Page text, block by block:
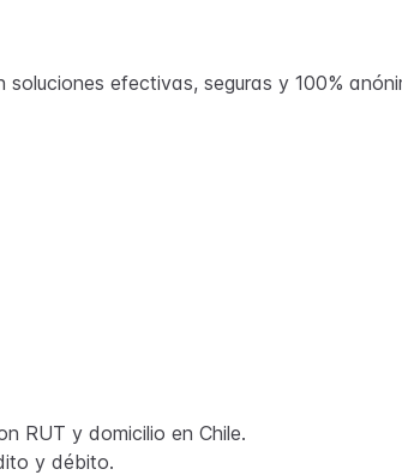
efectivas, seguras y 100%
RUT y domicilio en Chile.
y débito.